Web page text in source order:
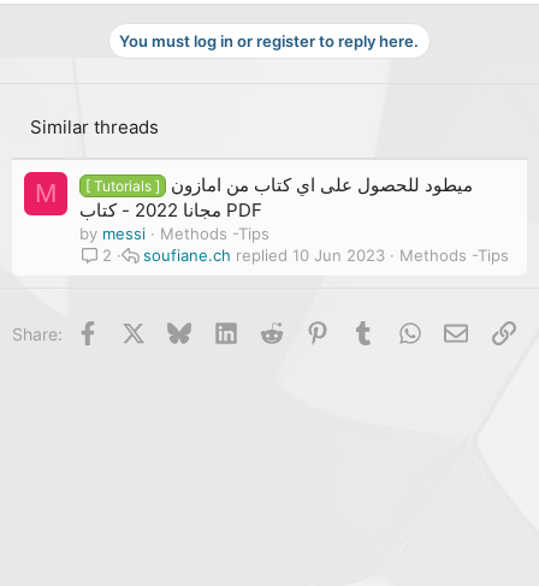
You must log in or register to reply here.
Similar threads
M [ Tutorials ]
ميطود للحصول على اي كتاب من امازون
مجانا 2022 - كتاب PDF
by messi
Methods -Tips
2
Methods -Tips
10 Jun 2023
soufiane.ch
Share: Facebook BlueskyLinkedInReddit PinterestTumblrWhatsApp
Email